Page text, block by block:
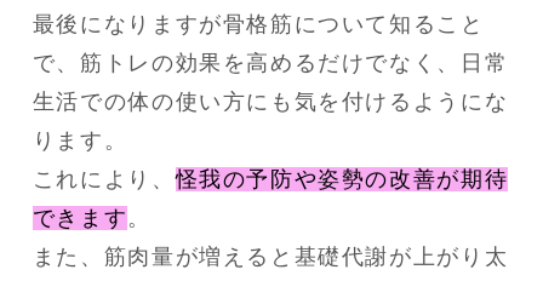
最後になりますが骨格筋について知ること
で、筋トレの効果を高めるだけでなく、日常
生活での体の使い方にも気を付けるようにな
ります。
これにより、怪我の予防や姿勢の改善が期待
できます 。
また、筋肉量が増えると基礎代謝が上がり太